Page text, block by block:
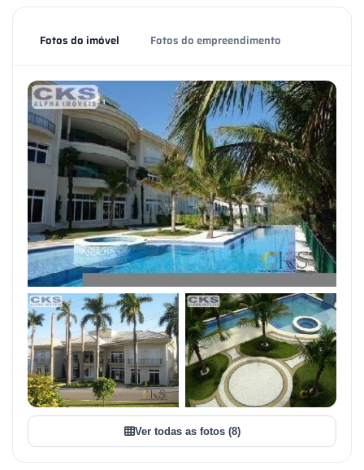
Fotos do imóvel Fotos do empreendimento
+5
VER TODAS AS FOTOS
Ver todas as fotos (8)